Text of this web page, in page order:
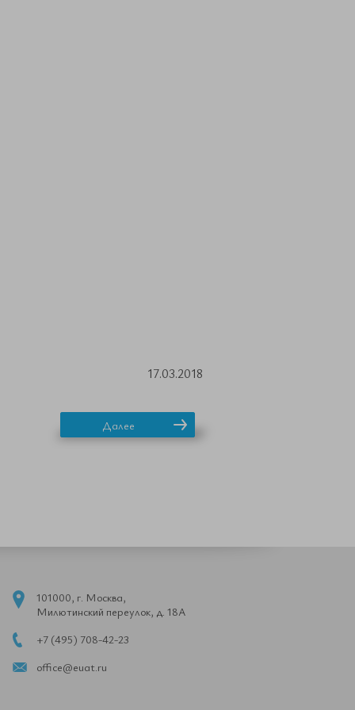
17.03.2018
Далее
101000, г. Москва,
Милютинский переулок, д. 18А
+7 (495) 708-42-23
office@euat.ru